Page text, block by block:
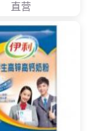
直营